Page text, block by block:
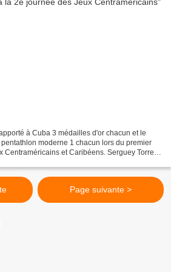
à Cuba 3 médailles d'or chacun et le
moderne 1 chacun lors du premier
et Caribéens. Serguey Torres
Page suivante >